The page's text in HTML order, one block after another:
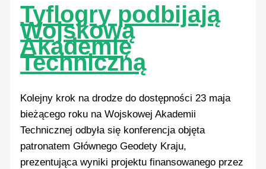
Tyflogry podbijają
Wojskową
Akademię
Techniczną
Kolejny krok na drodze do dostępności 23 maja
bieżącego roku na Wojskowej Akademii
Technicznej odbyła się konferencja objęta
patronatem Głównego Geodety Kraju,
prezentująca wyniki projektu finansowanego przez